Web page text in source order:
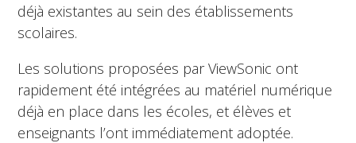
déjà existantes au sein des établissements
scolaires.
Les solutions proposées par ViewSonic ont
rapidement été intégrées au matériel numérique
déjà en place dans les écoles, et élèves et
enseignants l’ont immédiatement adoptée.